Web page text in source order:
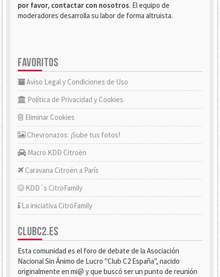
por favor, contactar con nosotros. El equipo de
moderadores desarrolla su labor de forma altruista.
FAVORITOS
Aviso Legal y Condiciones de Uso
Política de Privacidad y Cookies
Eliminar Cookies
Chevronazos: ¡Sube tus fotos!
Macro KDD Citroën
Caravana Citroën a París
KDD´s CitröFamily
La iniciativa CitröFamily
CLUBC2.ES
Esta comunidad es el foro de debate de la Asociación
Nacional Sin Ánimo de Lucro "Club C2 España", nacido
originalmente en mi@ y que buscó ser un punto de reunión